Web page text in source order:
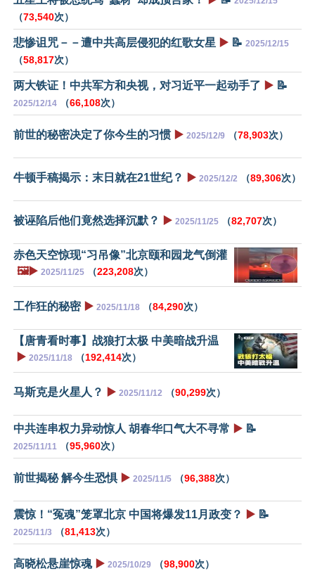
（73,540次）
悲惨诅咒－－遭中共高层侵犯的红歌女星 ▶️ 📝 2025/12/15
（58,817次）
两大铁证！中共军方和央视，对习近平一起动手了 ▶️ 📝
2025/12/14 （66,108次）
前世的秘密决定了你今生的习惯 ▶️ 2025/12/9 （78,903次）
牛顿手稿揭示：末日就在21世纪？ ▶️ 2025/12/2 （89,306次）
被诬陷后他们竟然选择沉默？ ▶️ 2025/11/25 （82,707次）
赤色天空惊现“习吊像”北京颐和园龙气倒灌
🖼️▶️ 2025/11/25 （223,208次）
工作狂的秘密 ▶️ 2025/11/18 （84,290次）
【唐青看时事】战狼打太极 中美暗战升温
▶️ 2025/11/18 （192,414次）
马斯克是火星人？ ▶️ 2025/11/12 （90,299次）
中共连串权力异动惊人 胡春华口气大不寻常 ▶️ 📝
2025/11/11 （95,960次）
前世揭秘 解今生恐惧 ▶️ 2025/11/5 （96,388次）
震惊！“冤魂”笼罩北京 中国将爆发11月政变？ ▶️ 📝
2025/11/3 （81,413次）
高晓松悬崖惊魂 ▶️ 2025/10/29 （98,900次）